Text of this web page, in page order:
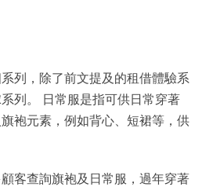
列，除了前文提及的租借體驗系
列。 日常服是指可供日常穿著
袍元素，例如背心、短裙等，供
顧客查詢旗袍及日常服，過年穿著